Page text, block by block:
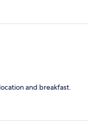
and breakfast.